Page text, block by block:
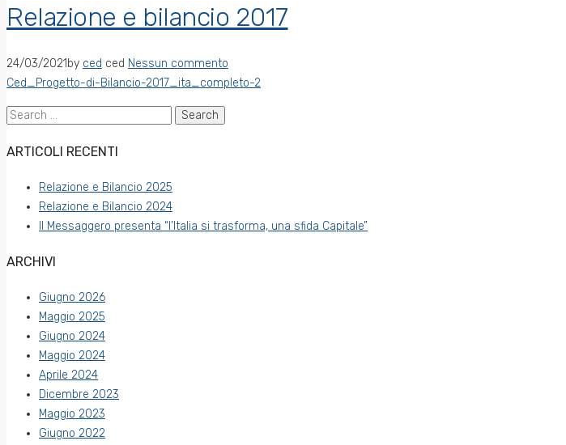
Relazione e bilancio 2017
24/03/2021by ced ced Nessun commento
Ced_Progetto-di-Bilancio-2017_ita_completo-2
Search
ARTICOLI RECENTI
Relazione e Bilancio 2025
Relazione e Bilancio 2024
Il Messaggero presenta “l’Italia si trasforma, una sfida Capitale”
ARCHIVI
Giugno 2026
Maggio 2025
Giugno 2024
Maggio 2024
Aprile 2024
Dicembre 2023
Maggio 2023
Giugno 2022